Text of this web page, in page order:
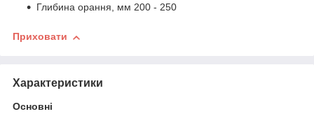
Глибина орання, мм 200 - 250
Приховати
Характеристики
Основні